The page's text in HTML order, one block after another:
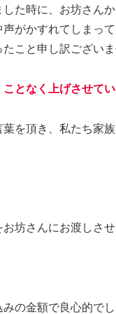
た時に、お坊さん
がかすれてしまって
こと申し訳ございま
となく上げさせてい
葉を頂き、私たち家
坊さんにお渡しさせ
の金額で良心的でし